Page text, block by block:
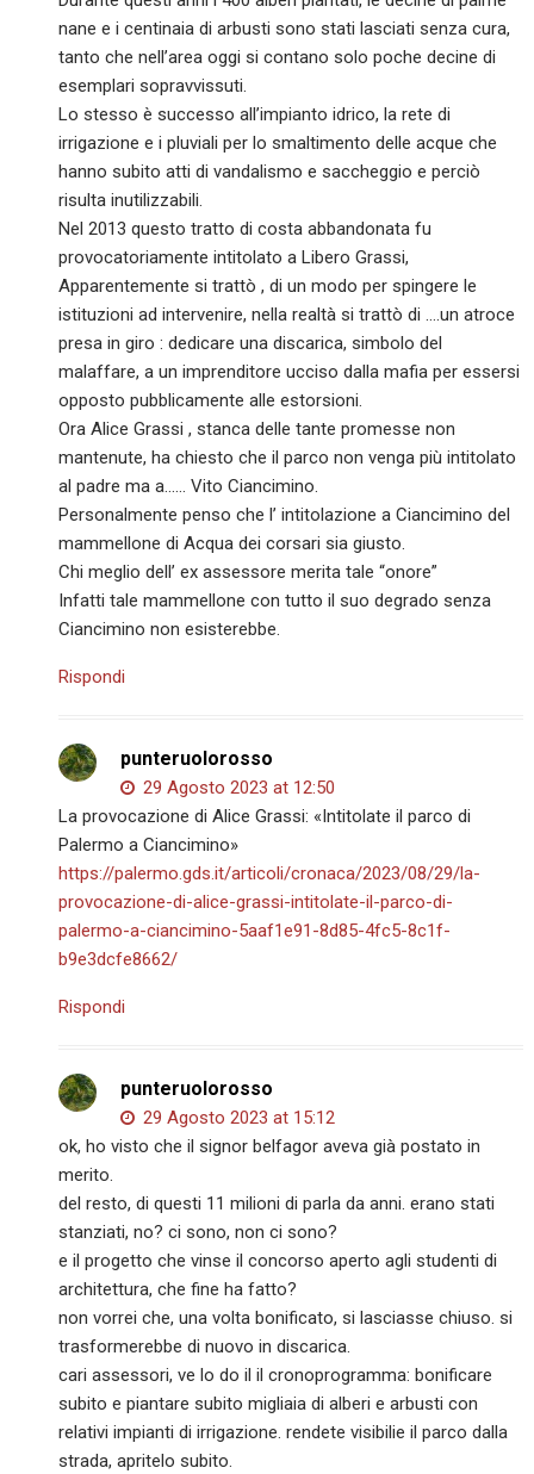
nane e i centinaia di arbusti sono stati lasciati senza cura,
tanto che nell’area oggi si contano solo poche decine di
esemplari sopravvissuti.
Lo stesso è successo all’impianto idrico, la rete di
irrigazione e i pluviali per lo smaltimento delle acque che
hanno subito atti di vandalismo e saccheggio e perciò
risulta inutilizzabili.
Nel 2013 questo tratto di costa abbandonata fu
provocatoriamente intitolato a Libero Grassi,
Apparentemente si trattò , di un modo per spingere le
istituzioni ad intervenire, nella realtà si trattò di ….un atroce
presa in giro : dedicare una discarica, simbolo del
malaffare, a un imprenditore ucciso dalla mafia per essersi
opposto pubblicamente alle estorsioni.
Ora Alice Grassi , stanca delle tante promesse non
mantenute, ha chiesto che il parco non venga più intitolato
al padre ma a…… Vito Ciancimino.
Personalmente penso che l’ intitolazione a Ciancimino del
mammellone di Acqua dei corsari sia giusto.
Chi meglio dell’ ex assessore merita tale “onore”
Infatti tale mammellone con tutto il suo degrado senza
Ciancimino non esisterebbe.
Rispondi
punteruolorosso
29 Agosto 2023 at 12:50
La provocazione di Alice Grassi: «Intitolate il parco di
Palermo a Ciancimino»
https://palermo.gds.it/articoli/cronaca/2023/08/29/la-
provocazione-di-alice-grassi-intitolate-il-parco-di-
palermo-a-ciancimino-5aaf1e91-8d85-4fc5-8c1f-
b9e3dcfe8662/
Rispondi
punteruolorosso
29 Agosto 2023 at 15:12
ok, ho visto che il signor belfagor aveva già postato in
merito.
del resto, di questi 11 milioni di parla da anni. erano stati
stanziati, no? ci sono, non ci sono?
e il progetto che vinse il concorso aperto agli studenti di
architettura, che fine ha fatto?
non vorrei che, una volta bonificato, si lasciasse chiuso. si
trasformerebbe di nuovo in discarica.
cari assessori, ve lo do il il cronoprogramma: bonificare
subito e piantare subito migliaia di alberi e arbusti con
relativi impianti di irrigazione. rendete visibilie il parco dalla
strada, apritelo subito.